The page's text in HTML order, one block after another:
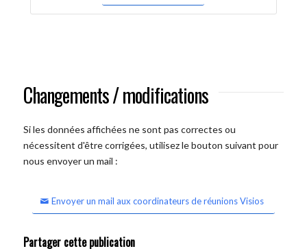
Changements / modifications
Si les données affichées ne sont pas correctes ou
nécessitent d'être corrigées, utilisez le bouton suivant pour
nous envoyer un mail :
Envoyer un mail aux coordinateurs de réunions Visios
Partager cette publication